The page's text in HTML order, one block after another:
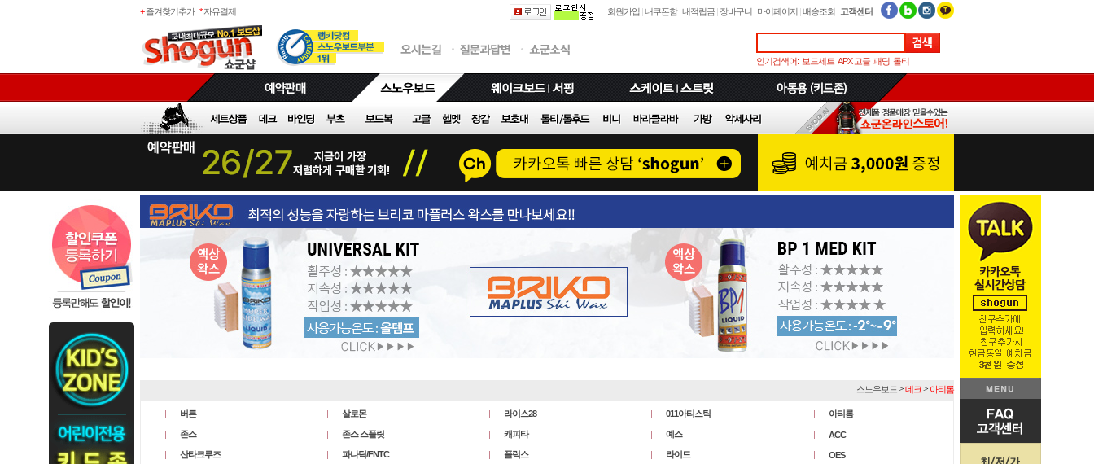
+ 즐겨찾기추가 * 자유결제 회원가입 |내쿠폰함 |내적립금 | 장바구니 | 마이페이지 |배송조회 | 고객센터
인기검색어: 보드세트 APX 고글 패딩 톨티
스노우보드 >데크> 아티롬
버튼 살로몬 라이스28 011아티스틱 아티롬
존스 존스 스플릿 캐피타 예스
ACC
산타크루즈
파나틱/FNTC 플럭스 라이드
OES